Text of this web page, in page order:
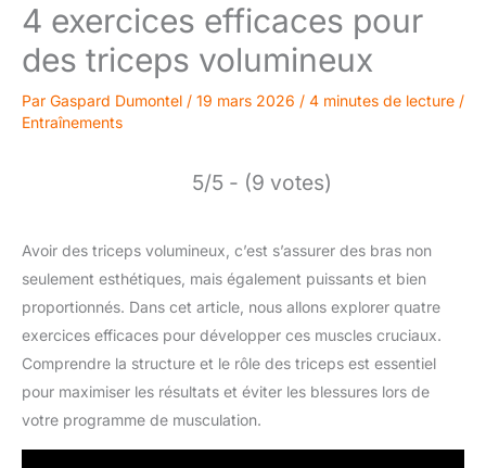
4 exercices efficaces pour
des triceps volumineux
Par Gaspard Dumontel / 19 mars 2026 / 4 minutes de lecture /
Entraînements
5/5 - (9 votes)
Avoir des triceps volumineux, c’est s’assurer des bras non
seulement esthétiques, mais également puissants et bien
proportionnés. Dans cet article, nous allons explorer quatre
exercices efficaces pour développer ces muscles cruciaux.
Comprendre la structure et le rôle des triceps est essentiel
pour maximiser les résultats et éviter les blessures lors de
votre programme de musculation.